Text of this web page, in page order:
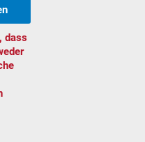
Entkeimungsgerät
gereinigte, von der
UV-C Strahlen
Zugabe von
dass